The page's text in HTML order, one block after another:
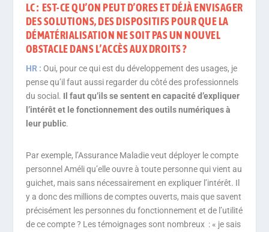
LC : EST-CE QU’ON PEUT D’ORES ET DÉJÀ ENVISAGER
DES SOLUTIONS, DES DISPOSITIFS POUR QUE LA
DÉMATÉRIALISATION NE SOIT PAS UN NOUVEL
OBSTACLE DANS L’ACCÈS AUX DROITS ?
HR : Oui, pour ce qui est du développement des usages, je
pense qu’il faut aussi regarder du côté des professionnels
du social. Il faut qu’ils se sentent en capacité d’expliquer
l’intérêt et le fonctionnement des outils numériques à
leur public.
Par exemple, l’Assurance Maladie veut déployer le compte
personnel Améli qu’elle ouvre à toute personne qui vient au
guichet, mais sans nécessairement en expliquer l’intérêt. Il
y a donc des millions de comptes ouverts, mais que savent
précisément les personnes du fonctionnement et de l’utilité
de ce compte ? Les témoignages sont nombreux : « je sais